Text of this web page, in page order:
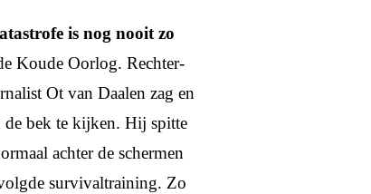
is nog nooit zo
Koude Oorlog. Rechter-
Ot van Daalen zag en
de bek te kijken. Hij spitte
achter de schermen
survivaltraining. Zo